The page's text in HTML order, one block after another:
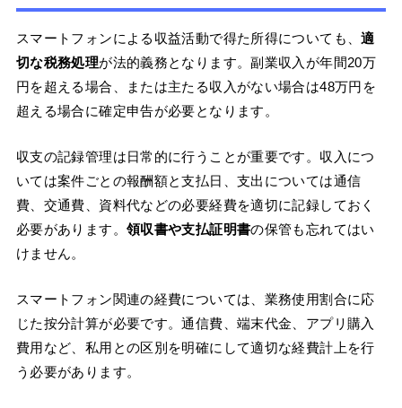
スマートフォンによる収益活動で得た所得についても、適
切な税務処理が法的義務となります。副業収入が年間20万
円を超える場合、または主たる収入がない場合は48万円を
超える場合に確定申告が必要となります。
収支の記録管理は日常的に行うことが重要です。収入につ
いては案件ごとの報酬額と支払日、支出については通信
費、交通費、資料代などの必要経費を適切に記録しておく
必要があります。 領収書や支払証明書の保管も忘れてはい
けません。
スマートフォン関連の経費については、業務使用割合に応
じた按分計算が必要です。通信費、端末代金、アプリ購入
費用など、私用との区別を明確にして適切な経費計上を行
う必要があります。